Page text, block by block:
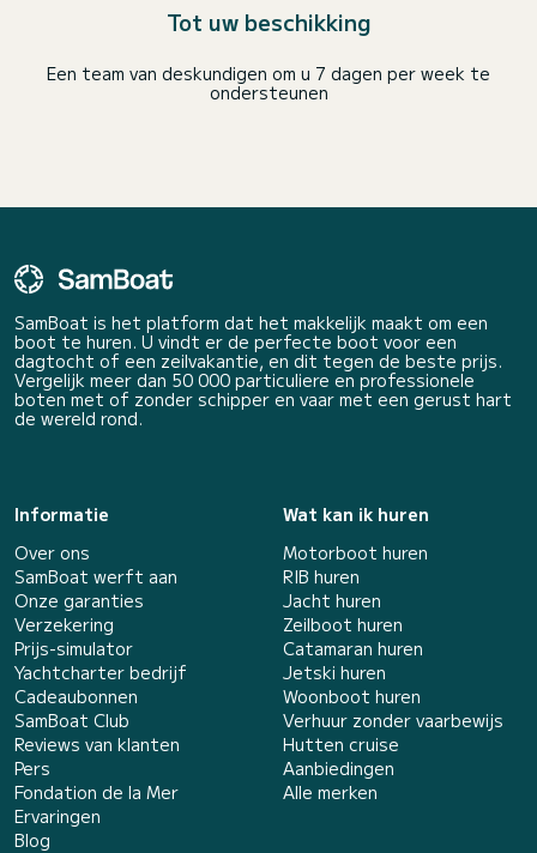
Tot uw beschikking
Een team van deskundigen om u 7 dagen per week te
ondersteunen
SamBoat is het platform dat het makkelijk maakt om een
boot te huren. U vindt er de perfecte boot voor een
dagtocht of een zeilvakantie, en dit tegen de beste prijs.
Vergelijk meer dan 50 000 particuliere en professionele
boten met of zonder schipper en vaar met een gerust hart
de wereld rond.
Informatie
Over ons
SamBoat werft aan
Onze garanties
Verzekering
Prijs-simulator
Yachtcharter bedrijf
Cadeaubonnen
SamBoat Club
Reviews van klanten
Pers
Fondation de la Mer
Ervaringen
Blog
Wat kan ik huren
Motorboot huren
RIB huren
Jacht huren
Zeilboot huren
Catamaran huren
Jetski huren
Woonboot huren
Verhuur zonder vaarbewijs
Hutten cruise
Aanbiedingen
Alle merken